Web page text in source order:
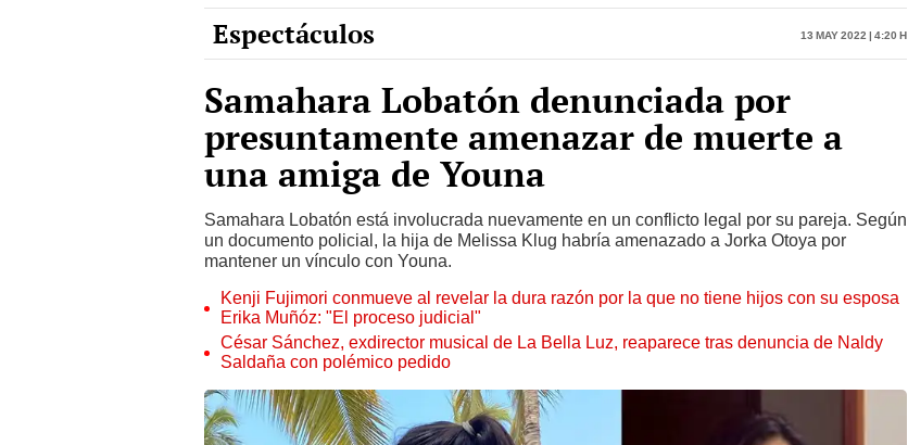
Espectáculos 13 May 2022 | 4:20 h
Samahara Lobatón denunciada por
presuntamente amenazar de muerte a
una amiga de Youna
Samahara Lobatón está involucrada nuevamente en un conflicto legal por su pareja. Según
un documento policial, la hija de Melissa Klug habría amenazado a Jorka Otoya por
mantener un vínculo con Youna.
Kenji Fujimori conmueve al revelar la dura razón por la que no tiene hijos con su esposa
Erika Muñóz: "El proceso judicial"
César Sánchez, exdirector musical de La Bella Luz, reaparece tras denuncia de Naldy
Saldaña con polémico pedido